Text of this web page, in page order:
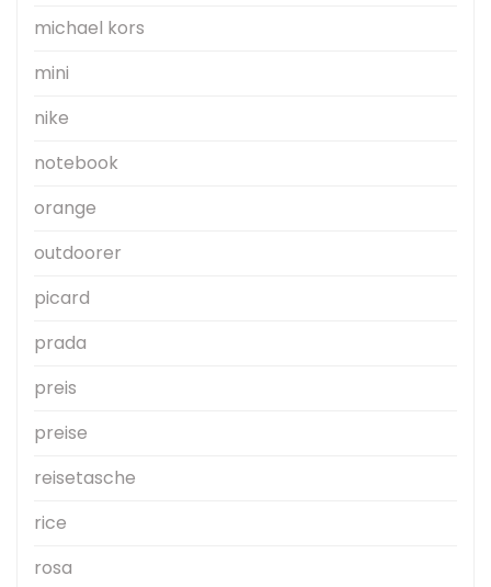
michael kors
mini
nike
notebook
orange
outdoorer
picard
prada
preis
preise
reisetasche
rice
rosa